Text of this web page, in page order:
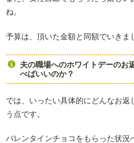
ね。
予算は、頂いた金額と同額でいきま
夫の職場へのホワイトデーのお
べばいいのか？
では、いったい具体的にどんなお返
う点です。
バレンタインチョコをもらった状況